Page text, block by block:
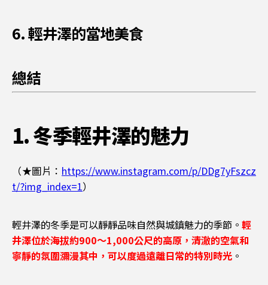
6. 輕井澤的當地美食
總結
1. 冬季輕井澤的魅力
（★圖片： https://www.instagram.com/p/DDg7yFszcz
t/?img_index=1）
輕井澤的冬季是可以靜靜品味自然與城鎮魅力的季節。 輕
井澤位於海拔約900～1,000公尺的高原，清澈的空氣和
寧靜的氛圍瀰漫其中，可以度過遠離日常的特別時光 。